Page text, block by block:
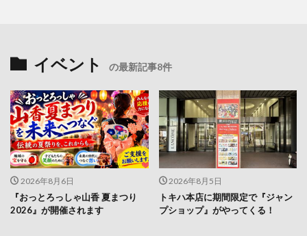
イベント の最新記事8件
2026年8月6日
『おっとろっしゃ山香 夏まつり
2026』が開催されます
2026年8月5日
トキハ本店に期間限定で『ジャン
プショップ』がやってくる！